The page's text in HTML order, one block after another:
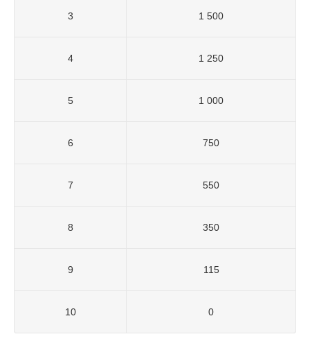
3 1 500
4 1 250
5 1 000
6 750
7 550
8 350
9 115
10 0